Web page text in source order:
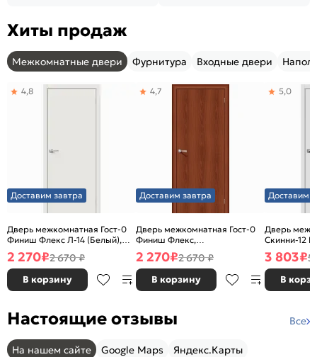
Хиты продаж
Межкомнатные двери Фурнитура Входные двери
Доставим завтра
Дверь межкомнатная Гост-0
Финиш Флекс Л-14 (Белый),
глухая, каркасно-щитовая
4,8
2 270₽2 670 ₽
В корзину
Доставим завтра
Дверь межкомнатная Гост-0
Финиш Флекс,
Ламинированные Л-11
(ИталОрех), глухая, каркасно-
щитовая
4,7
2 270₽2 670 ₽
В корзину
Доставим
Дверь
Скинни-12
глухая,
5,0
3 803₽5
В
Настоящие отзывы Все
На нашем сайте Google Maps Яндекс.Карты